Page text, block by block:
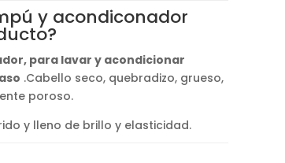
y acondiconador
para lavar y acondicionar
.Cabello seco, quebradizo, grueso,
poroso.
y lleno de brillo y elasticidad.